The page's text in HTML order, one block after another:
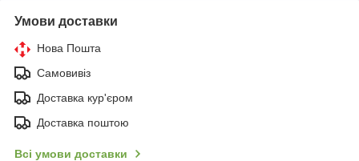
Умови доставки
Нова Пошта
Самовивіз
Доставка кур'єром
Доставка поштою
Всі умови доставки